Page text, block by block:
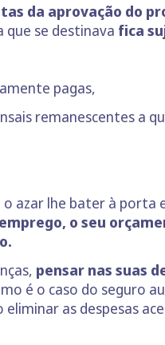
da aprovação do
se destinava fica
pagas,
remanescentes a
azar lhe bater à porta
o seu
pensar nas suas
é o caso do seguro
as despesas